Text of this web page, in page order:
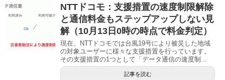
NTTドコモ：支援措置の速度制限解除
と通信料金もステップアップしない見
解（10月13日0時の時点で料金判定）
現在、NTTドコモでは台風19号により被災した地域
の対象ユーザーに様々な支援措置を行っています。
その支援措置の1つとして「データ通信の速度制...
記事を読む